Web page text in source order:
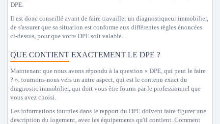
DPE.
Il est donc conseillé avant de faire travailler un diagnostiqueur immobilier,
de s'assurer que sa situation est conforme aux différentes règles énoncées
ci-dessus, pour que votre DPE soit valable.
QUE CONTIENT EXACTEMENT LE DPE ?
Maintenant que nous avons répondu à la question « DPE, qui peut le faire
? », tournons-nous vers un autre aspect, qui est le contenu exact du
diagnostic immobilier, qui doit vous être fourni par le professionnel que
vous avez choisi.
Les informations fournies dans le rapport du DPE doivent faire figurer une
description du logement, avec les équipements qu'il contient. Comment